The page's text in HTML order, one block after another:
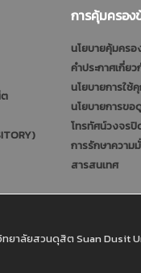
การคุ้มครอง
นโยบายคุ้มคร
คำประกาศเกี่ยว
นโยบายการใช้
นโยบายการขอ
โทรทัศน์วงจรปิ
การรักษาควา
สารสนเทศ
ยาลัยสวนดุสิต Suan Dusit